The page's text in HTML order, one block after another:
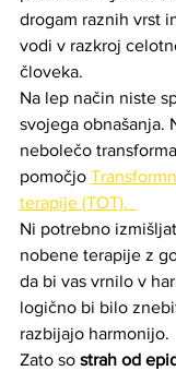
drogam raznih vrst
vodi v razkroj
človeka.
Na lep način niste
svojega obnašanja.
nebolečo
pomočjo
terapije (TOT).
Ni potrebno
nobene terapije z
da bi vas vrnilo v
logično bi bilo
razbijajo harmonijo.
Zato so strah od